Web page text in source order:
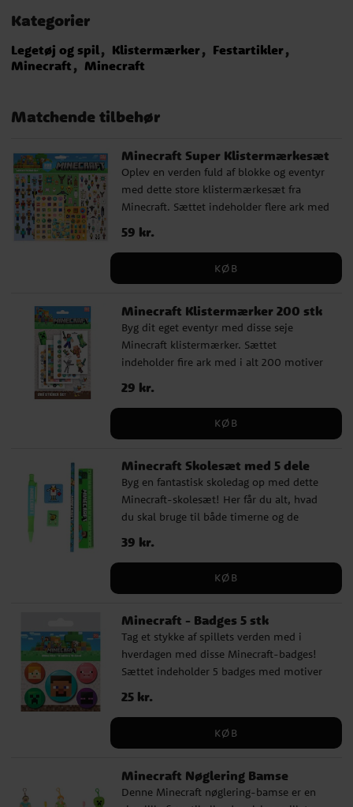
Kategorier
Legetøj og spil Klistermærker
Festartikler
Minecraft
Minecraft
Matchende tilbehør
Minecraft Super Klistermærkesæt
Oplev en verden fuld af blokke og eventyr
med dette store klistermærkesæt fra
Minecraft. Sættet indeholder flere ark med
i alt 300 motiver af figurer, værktøj, dyr
og genstande fra spillet. Perfekt til kreativ
samle på. ✔️ 300 klistermærker fordelt på
fra Minecrafts verden ✔️ Officielt licenseret
Minecraft produkt
Pris:59 kr.
59 kr.
KØB
Minecraft Klistermærker 200 stk
Byg dit eget eventyr med disse seje
Minecraft klistermærker. Sættet
indeholder fire ark med i alt 200 motiver
det populære spilunivers. Perfekte til
små gaver. ✔️ 200 klistermærker fordelt
Minecrafts verden ✔️ Officielt licenseret
Minecraft produkt
Pris:29 kr.
29 kr.
KØB
Minecraft Skolesæt med 5 dele
Byg en fantastisk skoledag op med dette
Minecraft-skolesæt! Her får du alt, hvad
du skal bruge til både timerne og de
kreative pauser, i et design inspireret af
spillets ikoniske univers. ✔️ Blyant ✔️
Viskelæder Med farverige motiver fra
følgesvend i skoletasken. Officielt
licenseret produkt.
Pris:39 kr.
39 kr.
KØB
Minecraft - Badges 5 stk
Tag et stykke af spillets verden med i
hverdagen med disse Minecraft-badges!
Sættet indeholder 5 badges med motiver
af populære figurer som Steve, Alex,
Creeper, Enderman og grisen, perfekte til
Fire af badgesene er ca. 2,5 cm i diameter,
fastgøres nemt med en sikkerhedsnål på
bagsiden. ✔️ Indeholder 5 badges med
Pris:25 kr.
25 kr.
KØB
Minecraft Nøglering Bamse
Denne Minecraft nøglering-bamse er en